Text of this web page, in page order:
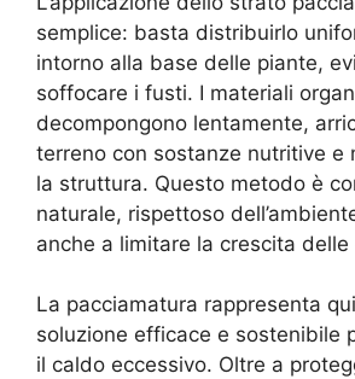
semplice: basta distribuirlo
intorno alla base delle piante,
soffocare i fusti. I materiali
decompongono lentamente,
terreno con sostanze nutritive e
la struttura. Questo metodo è
naturale, rispettoso
anche a limitare la crescita
La pacciamatura rappresenta
soluzione efficace e sostenibile
il caldo eccessivo. Oltre a